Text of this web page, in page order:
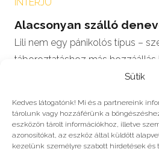
Sütik
Kedves látogatónk! Mi és a partnereink
tárolunk vagy hozzáférünk a
eszközön tárolt információkhoz, illetve
azonosítókat, az eszköz által küldött
kezelünk személyre szabott hirdetések és
INTERJÚ
Alacsonyan szálló
Lili nem egy pánikolós típus –
táboroztatáshoz más hozzáállás
TEAM táboroztatójának tettük fel
#2023